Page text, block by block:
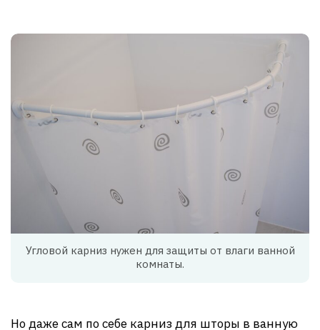
Угловой карниз нужен для защиты от влаги ванной
комнаты.
Но даже сам по себе карниз для шторы в ванную